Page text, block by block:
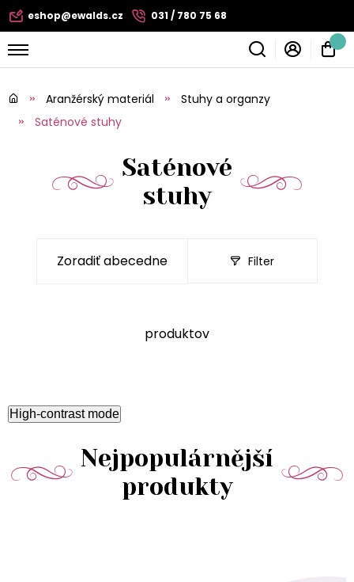
eshop@ewalds.cz 031 / 780 75 68
Aranžérský materiál
Stuhy a organzy
Saténové stuhy
Saténové
stuhy
Filter
produktov
High-contrast mode
Nejpopulárnější
produkty